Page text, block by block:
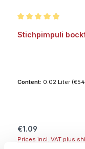
Stichpimpuli
Content: 0.02 Liter
Regular price:
€1.09
Prices incl. VAT plus